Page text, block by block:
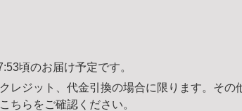
頃のお届け予定です。
レジット、代金引換の場合に限ります。その
こちら をご確認ください。